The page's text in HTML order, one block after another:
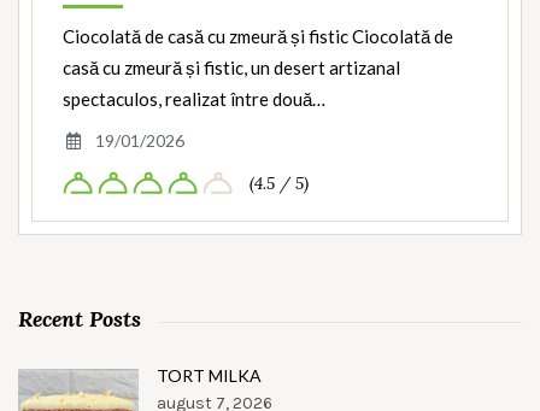
Ciocolată de casă cu zmeură și fistic Ciocolată de
casă cu zmeură și fistic, un desert artizanal
spectaculos, realizat între două…
19/01/2026
(4.5 / 5)
Recent Posts
TORT MILKA
august 7, 2026